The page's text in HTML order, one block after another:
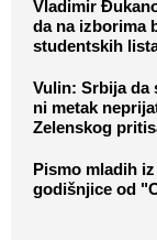
Vladimir
da na izborima
studentskih
Vulin: Srbija da
ni metak
Zelenskog
Pismo mladih
godišnjice od